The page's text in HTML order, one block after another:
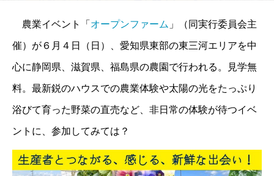
農業イベント「 オープンファーム 」（同実行委員会主
催）が６月４日（日）、愛知県東部の東三河エリアを中
心に静岡県、滋賀県、福島県の農園で行われる。見学無
料。最新鋭のハウスでの農業体験や太陽の光をたっぷり
浴びて育った野菜の直売など、非日常の体験が待つイベ
ントに、参加してみては？